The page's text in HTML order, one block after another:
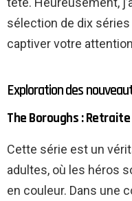
sélection de dix
captiver votre
Exploration des
The Boroughs :
Cette série est un
adultes, où les héros
en couleur. Dans une